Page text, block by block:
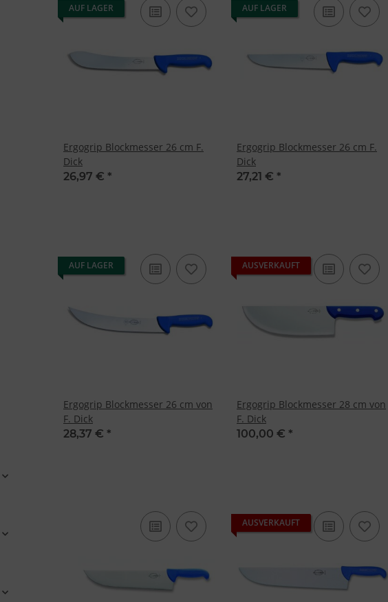
AUF LAGER
Ergogrip Blockmesser 26 cm F.
Dick
26,97 € *
AUF LAGER
Ergogrip Blockmesser 26 cm F.
Dick
27,21 € *
AUF LAGER
Ergogrip Blockmesser 26 cm von
F. Dick
28,37 € *
AUSVERKAUFT
Ergogrip Blockmesser 28 cm von
F. Dick
100,00 € *
AUSVERKAUFT